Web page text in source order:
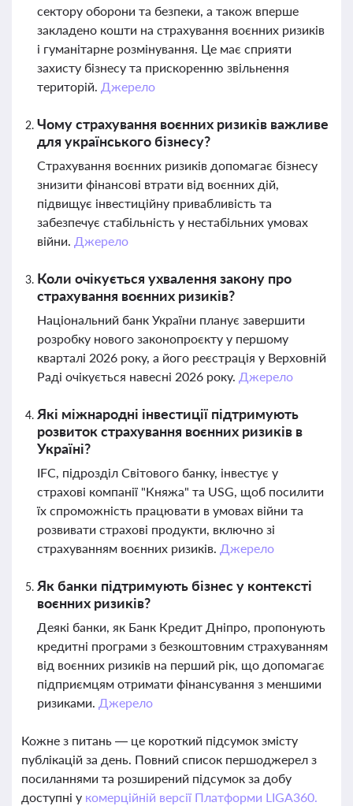
сектору оборони та безпеки, а також вперше
закладено кошти на страхування воєнних ризиків
і гуманітарне розмінування. Це має сприяти
захисту бізнесу та прискоренню звільнення
територій. Джерело
Чому страхування воєнних ризиків важливе
для українського бізнесу?
Страхування воєнних ризиків допомагає бізнесу
знизити фінансові втрати від воєнних дій,
підвищує інвестиційну привабливість та
забезпечує стабільність у нестабільних умовах
війни. Джерело
Коли очікується ухвалення закону про
страхування воєнних ризиків?
Національний банк України планує завершити
розробку нового законопроєкту у першому
кварталі 2026 року, а його реєстрація у Верховній
Раді очікується навесні 2026 року. Джерело
Які міжнародні інвестиції підтримують
розвиток страхування воєнних ризиків в
Україні?
IFC, підрозділ Світового банку, інвестує у
страхові компанії "Княжа" та USG, щоб посилити
їх спроможність працювати в умовах війни та
розвивати страхові продукти, включно зі
страхуванням воєнних ризиків. Джерело
Як банки підтримують бізнес у контексті
воєнних ризиків?
Деякі банки, як Банк Кредит Дніпро, пропонують
кредитні програми з безкоштовним страхуванням
від воєнних ризиків на перший рік, що допомагає
підприємцям отримати фінансування з меншими
ризиками. Джерело
Кожне з питань — це короткий підсумок змісту
публікацій за день. Повний список першоджерел з
посиланнями та розширений підсумок за добу
доступні у комерційній версії Платформи LIGA360.